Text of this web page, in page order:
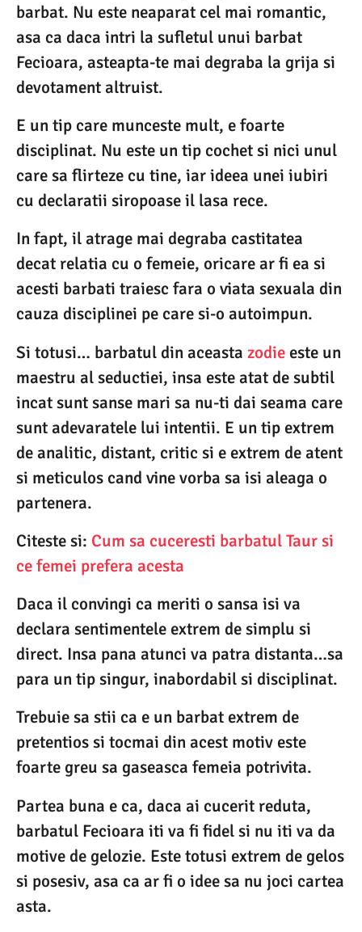
barbat. Nu este neaparat cel mai romantic,
asa ca daca intri la sufletul unui barbat
Fecioara, asteapta-te mai degraba la grija si
devotament altruist.
E un tip care munceste mult, e foarte
disciplinat. Nu este un tip cochet si nici unul
care sa flirteze cu tine, iar ideea unei iubiri
cu declaratii siropoase il lasa rece.
In fapt, il atrage mai degraba castitatea
decat relatia cu o femeie, oricare ar fi ea si
acesti barbati traiesc fara o viata sexuala din
cauza disciplinei pe care si-o autoimpun.
Si totusi… barbatul din aceasta zodie este un
maestru al seductiei, insa este atat de subtil
incat sunt sanse mari sa nu-ti dai seama care
sunt adevaratele lui intentii. E un tip extrem
de analitic, distant, critic si e extrem de atent
si meticulos cand vine vorba sa isi aleaga o
partenera.
Citeste si: Cum sa cuceresti barbatul Taur si
ce femei prefera acesta
Daca il convingi ca meriti o sansa isi va
declara sentimentele extrem de simplu si
direct. Insa pana atunci va patra distanta…sa
para un tip singur, inabordabil si disciplinat.
Trebuie sa stii ca e un barbat extrem de
pretentios si tocmai din acest motiv este
foarte greu sa gaseasca femeia potrivita.
Partea buna e ca, daca ai cucerit reduta,
barbatul Fecioara iti va fi fidel si nu iti va da
motive de gelozie. Este totusi extrem de gelos
si posesiv, asa ca ar fi o idee sa nu joci cartea
asta.